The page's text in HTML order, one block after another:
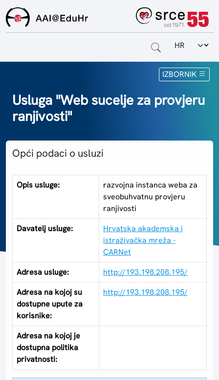
Odabir
IZBORNIK
Za krajnje korisnike
Za matične ustanove
Kontakt
Usluga "Web sucelje za provjeru
ranjivosti"
Opći podaci o usluzi
Opis usluge:
razvojna instanca weba za
sveobuhvatnu provjeru
ranjivosti
Davatelj usluge:
Hrvatska akademska i
istraživačka mreža -
CARNet
Adresa usluge:
http://193.198.208.195/
Adresa na kojoj su
dostupne upute za
korisnike:
http://193.198.208.195/
Adresa na kojoj je
dostupna politika
privatnosti: